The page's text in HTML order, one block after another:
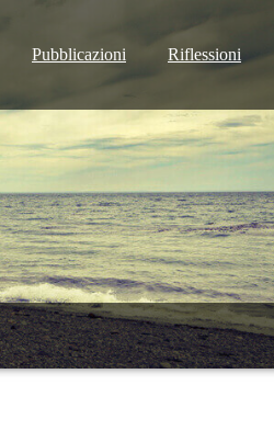
Pubblicazioni Riflessioni